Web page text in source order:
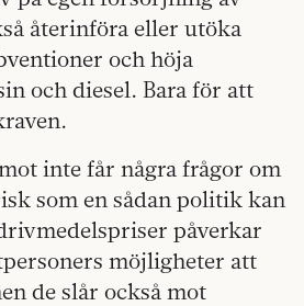
återinföra eller utöka
och höja
och diesel. Bara för att
inte får några frågor om
som en sådan politik kan
påverkar
möjligheter att
de slår också mot